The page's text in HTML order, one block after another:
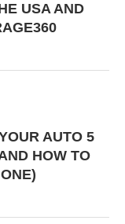
USA AND
AUTO
HOW TO